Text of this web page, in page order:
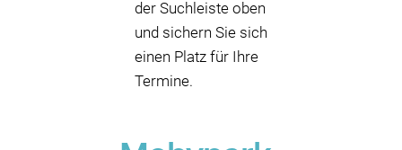
der Suchleiste oben
und sichern Sie sich
einen Platz für Ihre
Termine.